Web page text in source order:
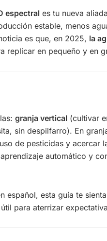
espectral es tu nueva
estable, menos
es que, en 2025, la
replicar en pequeño y en
granja vertical (cultivar
sin despilfarro). En
de pesticidas y acercar
automático y
español, esta guía te
para aterrizar